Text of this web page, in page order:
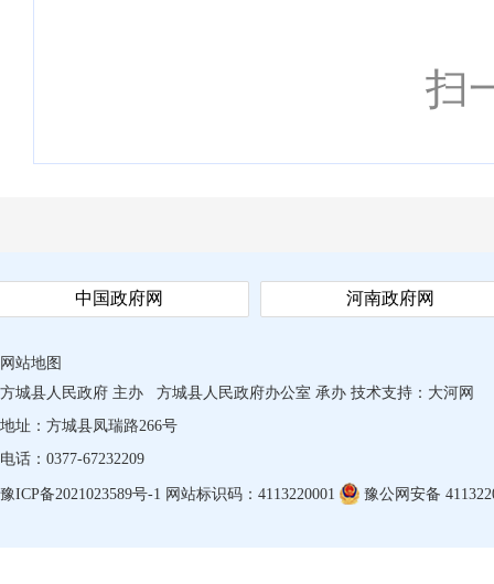
扫
中国政府网 河南政府网
网站地图
方城县人民政府 主办
方城县人民政府办公室 承办 技术支持： 大河网
地址：方城县凤瑞路266号
电话：0377-67232209
豫ICP备2021023589号-1 网站标识码：4113220001 豫公网安备